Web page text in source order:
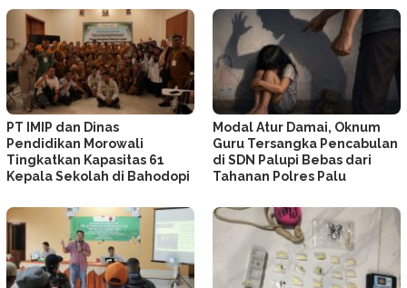
PT IMIP dan Dinas
Pendidikan Morowali
Tingkatkan Kapasitas 61
Kepala Sekolah di Bahodopi
Modal Atur Damai, Oknum
Guru Tersangka Pencabulan
di SDN Palupi Bebas dari
Tahanan Polres Palu